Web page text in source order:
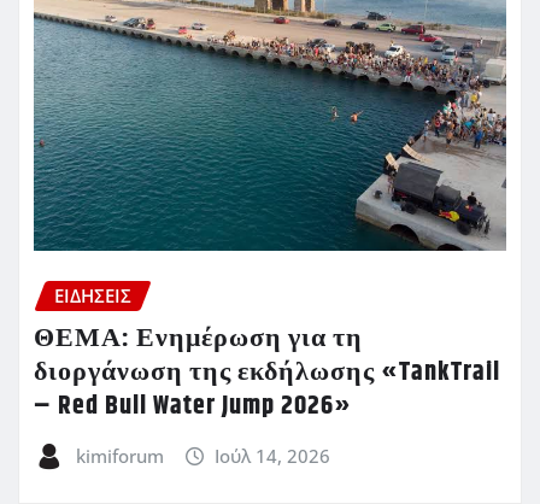
ΕΙΔΗΣΕΙΣ
ΘΕΜΑ: Ενημέρωση για τη
διοργάνωση της εκδήλωσης «TankTrail
– Red Bull Water Jump 2026»
kimiforum Ιούλ 14, 2026